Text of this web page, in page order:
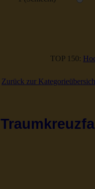
TOP 150:
Zurück zur